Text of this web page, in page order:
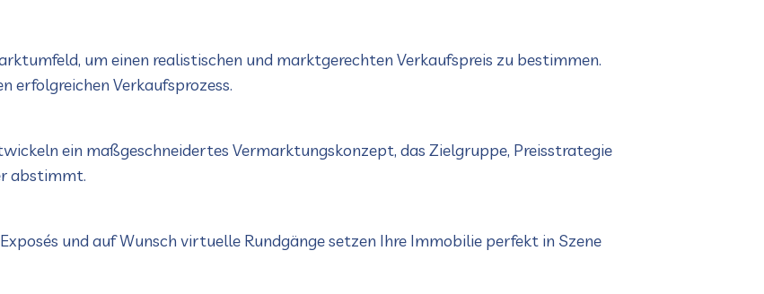
um einen realistischen und marktgerechten Verkaufspreis zu bestimmen.
erfolgreichen Verkaufsprozess.
ein maßgeschneidertes Vermarktungskonzept, das Zielgruppe, Preisstrategie
abstimmt.
und auf Wunsch virtuelle Rundgänge setzen Ihre Immobilie perfekt in Szene